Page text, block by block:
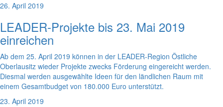
26. April 2019
LEADER-Projekte bis 23. Mai 2019
einreichen
Ab dem 25. April 2019 können in der LEADER-Region Östliche
Oberlausitz wieder Projekte zwecks Förderung eingereicht werden.
Diesmal werden ausgewählte Ideen für den ländlichen Raum mit
einem Gesamtbudget von 180.000 Euro unterstützt.
23. April 2019